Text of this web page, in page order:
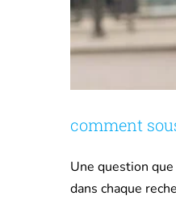
comment
Une question
dans chaque